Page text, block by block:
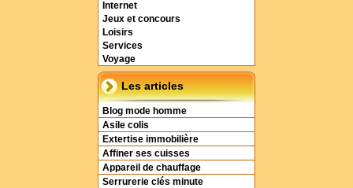
Internet
Jeux et concours
Loisirs
Services
Voyage
Les articles
Blog mode homme
Asile colis
Extertise immobilière
Affiner ses cuisses
Appareil de chauffage
Serrurerie clés minute